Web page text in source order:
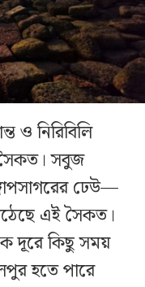
ও নিরিবিলি
সবুজ
ঢেউ—
এই সৈকত।
দূরে কিছু সময়
হতে পারে